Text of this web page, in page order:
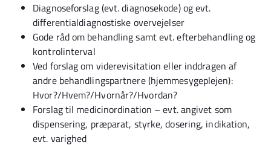
Diagnoseforslag (evt. diagnosekode) og evt.
differentialdiagnostiske overvejelser
Gode råd om behandling samt evt. efterbehandling og
kontrolinterval
Ved forslag om viderevisitation eller inddragen af
andre behandlingspartnere (hjemmesygeplejen):
Hvor?/Hvem?/Hvornår?/Hvordan?
Forslag til medicinordination – evt. angivet som
dispensering, præparat, styrke, dosering, indikation,
evt. varighed